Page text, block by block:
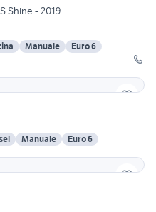
Shine - 2019
Manuale
Euro 6
Manuale
Euro 6